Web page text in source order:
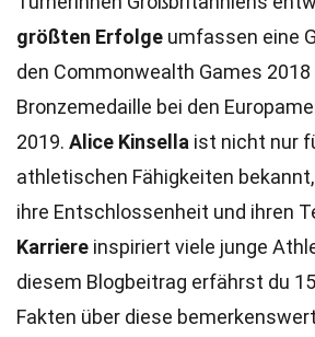
größten Erfolge umfassen eine
den Commonwealth Games 2018
Bronzemedaille bei den
2019. Alice Kinsella ist nicht nur
athletischen Fähigkeiten
ihre Entschlossenheit und ihren
Karriere inspiriert viele junge
diesem Blogbeitrag erfährst du
Fakten über diese